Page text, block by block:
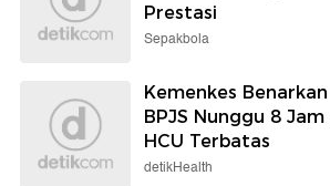
Prestasi
Sepakbola
Kemenkes
BPJS Nunggu 8 Jam
HCU Terbatas
detikHealth